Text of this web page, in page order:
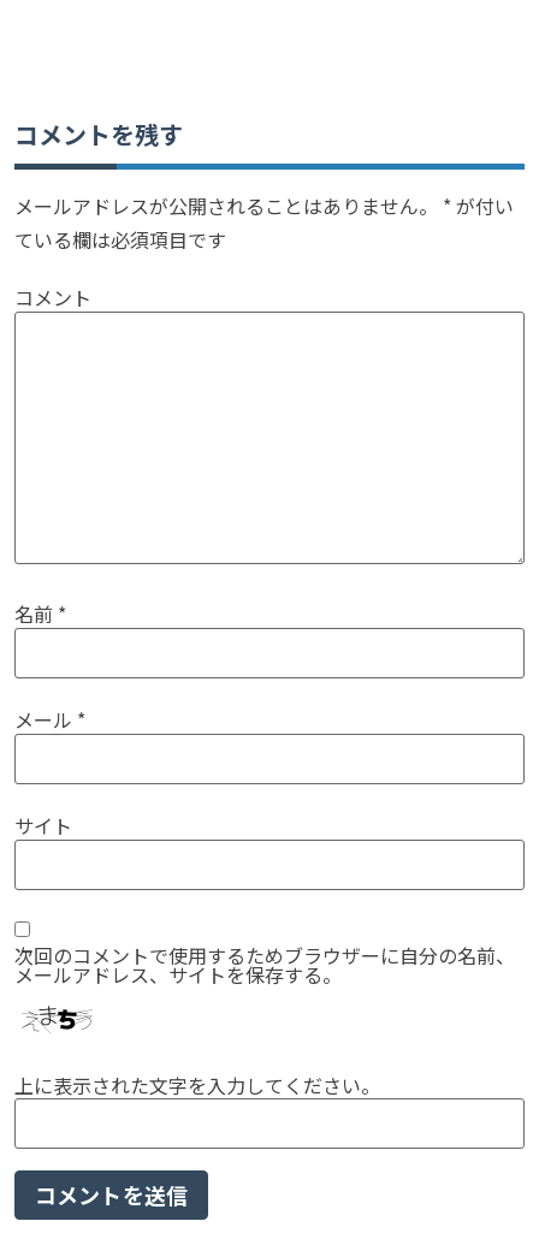
コメントを残す
メールアドレスが公開されることはありません。 *が付い
ている欄は必須項目です
コメント
名前 *
メール *
サイト
次回のコメントで使用するためブラウザーに自分の名前、
メールアドレス、サイトを保存する。
上に表示された文字を入力してください。